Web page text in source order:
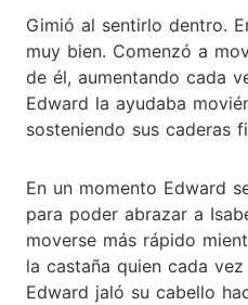
Gimió al sentirlo dentro.
muy bien. Comenzó a
de él, aumentando cada
Edward la ayudaba
sosteniendo sus caderas
En un momento Edward
para poder abrazar a
moverse más rápido
la castaña quien cada
Edward jaló su cabello